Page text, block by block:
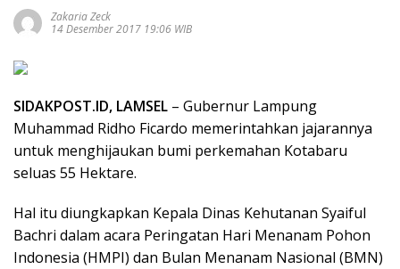
Zakaria Zeck
14 Desember 2017 19:06 WIB
SIDAKPOST.ID, LAMSEL – Gubernur Lampung
Muhammad Ridho Ficardo memerintahkan jajarannya
untuk menghijaukan bumi perkemahan Kotabaru
seluas 55 Hektare.
Hal itu diungkapkan Kepala Dinas Kehutanan Syaiful
Bachri dalam acara Peringatan Hari Menanam Pohon
Indonesia (HMPI) dan Bulan Menanam Nasional (BMN)